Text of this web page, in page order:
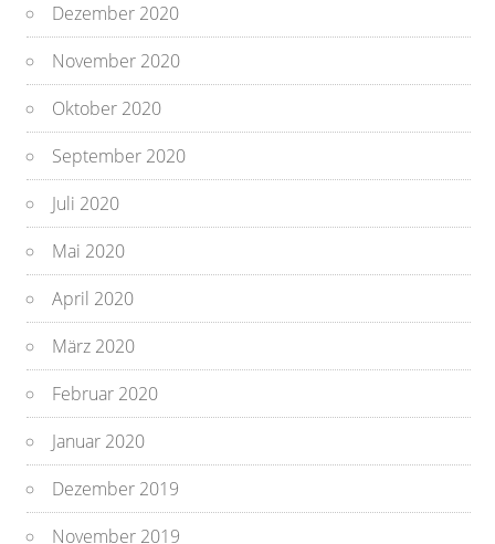
Dezember 2020
November 2020
Oktober 2020
September 2020
Juli 2020
Mai 2020
April 2020
März 2020
Februar 2020
Januar 2020
Dezember 2019
November 2019